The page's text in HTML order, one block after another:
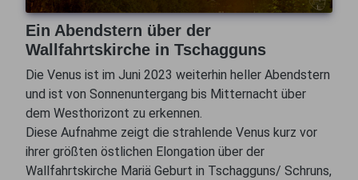
Ein Abendstern über der
Wallfahrtskirche in Tschagguns
Die Venus ist im Juni 2023 weiterhin heller Abendstern
und ist von Sonnenuntergang bis Mitternacht über
dem Westhorizont zu erkennen.
Diese Aufnahme zeigt die strahlende Venus kurz vor
ihrer größten östlichen Elongation über der
Wallfahrtskirche Mariä Geburt in Tschagguns/ Schruns,